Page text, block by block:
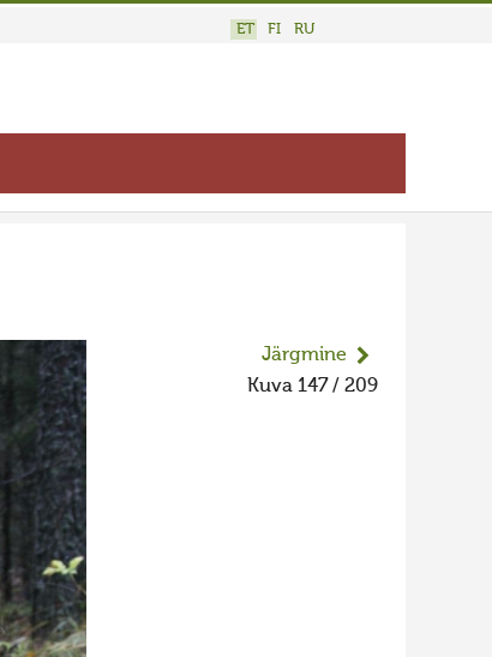
ET FI RU
Järgmine
Kuva 147 / 209